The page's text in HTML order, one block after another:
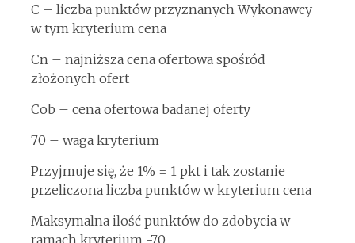
C – liczba punktów przyznanych Wykonawcy
w tym kryterium cena
Cn – najniższa cena ofertowa spośród
złożonych ofert
Cob – cena ofertowa badanej oferty
70 – waga kryterium
Przyjmuje się, że 1% = 1 pkt i tak zostanie
przeliczona liczba punktów w kryterium cena
Maksymalna ilość punktów do zdobycia w
ramach kryterium -70